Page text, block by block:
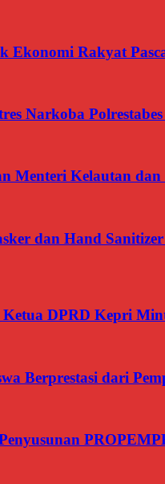
Rakyat
Narkoba
Menteri Kelautan
dan Hand
DPRD Kepri
Berprestasi dari